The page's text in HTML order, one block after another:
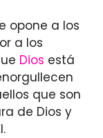
opone a los
a los
Dios está
que son
de Dios y